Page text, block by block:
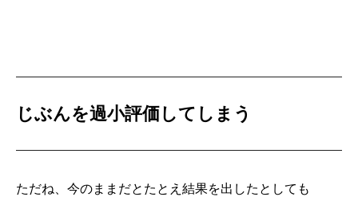
じぶんを過小評価してしまう
ただね、今のままだとたとえ結果を出したとしても